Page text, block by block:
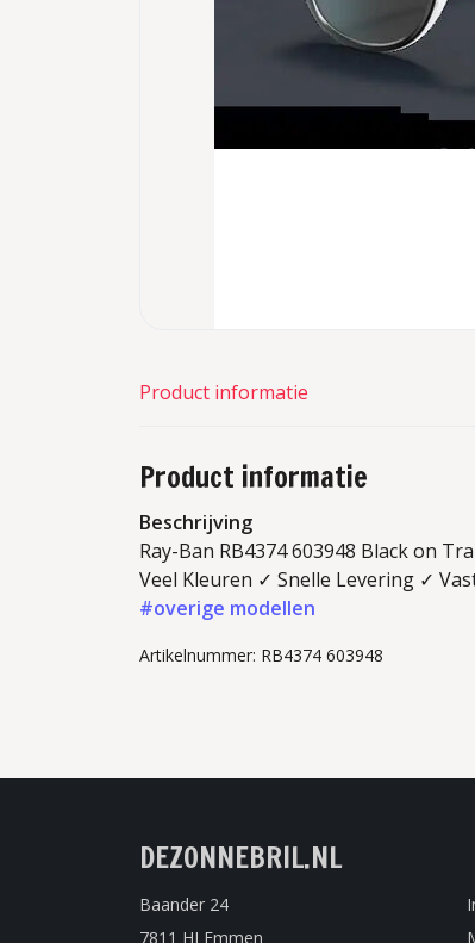
Product informatie
Product informatie
Beschrijving
Ray-Ban RB4374 603948 Black on
Veel Kleuren ✓ Snelle Levering ✓
#overige modellen
Artikelnummer: RB4374 603948
DEZONNEBRIL.NL
Baander 24
7811 HJ Emmen